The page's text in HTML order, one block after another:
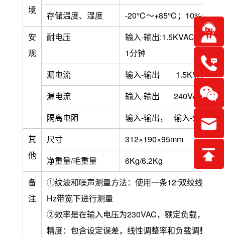
境
存储温度、湿度
-20℃～+85℃；10%
安
规
耐电压
输入-输出:1.5KVAC 输入-
1分钟
漏电流
输入-输出 1.5KVAC时
漏电流
输入-输出 240VAC时 ＜
隔离电阻
输入-输出， 输入-外壳，
其
他
尺寸
312×190×95mm
净重量/毛重量
6Kg/6.2Kg
备
注
①纹波和噪声测量方法：使用一条12“双绞线，同
Hz带宽下进行测量
②效率是在输入电压为230VAC，额定负载，25℃
精度：包含设定误差，线性调整率和负载调整率。